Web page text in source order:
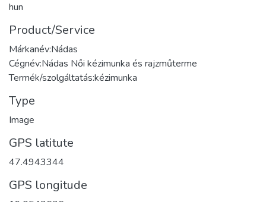
hun
Product/Service
Márkanév:Nádas
Cégnév:Nádas Női kézimunka és rajzműterme
Termék/szolgáltatás:kézimunka
Type
Image
GPS latitute
47.4943344
GPS longitude